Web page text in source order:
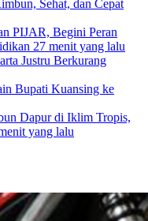
Sehat, dan Cepat
PIJAR, Begini Peran
27 menit yang lalu
Justru Berkurang
Bupati Kuansing ke
Dapur di Iklim Tropis,
yang lalu